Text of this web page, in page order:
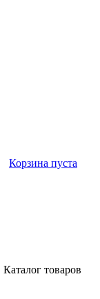
Корзина пуста
Каталог товаров